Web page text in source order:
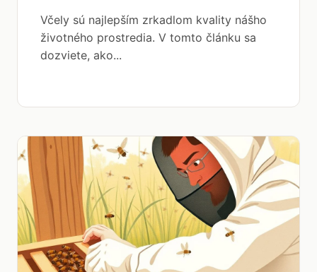
Včely sú najlepším zrkadlom kvality nášho
životného prostredia. V tomto článku sa
dozviete, ako...